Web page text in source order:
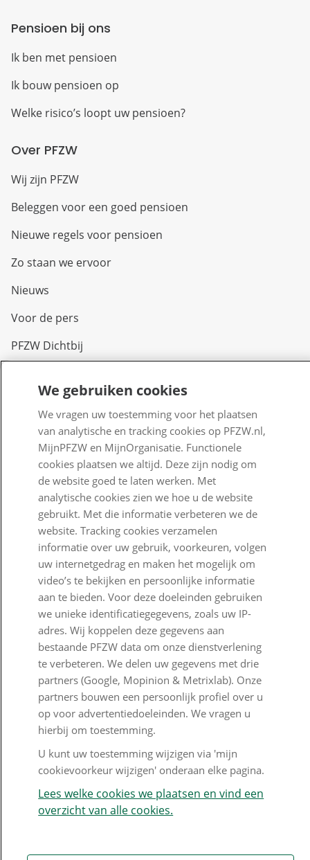
Pensioen bij ons
Ik ben met pensioen
Ik bouw pensioen op
Welke risico’s loopt uw pensioen?
Over PFZW
Wij zijn PFZW
Beleggen voor een goed pensioen
Nieuwe regels voor pensioen
Zo staan we ervoor
Nieuws
Voor de pers
PFZW Dichtbij
Responsible disclosure
Digitale toegankelijkheid
Goed Bezig
Klantenservice
Contact
Veelgestelde vragen
Klachtenregeling
Nieuwsbrief
Digitale post
Formulieren
Disclaimer en copyright
Privacy en cookies
We gebruiken cookies
We vragen uw toestemming voor het plaatsen
van analytische en tracking cookies op PFZW.nl,
MijnPFZW en MijnOrganisatie. Functionele
cookies plaatsen we altijd. Deze zijn nodig om
de website goed te laten werken. Met
analytische cookies zien we hoe u de website
gebruikt. Met die informatie verbeteren we de
website. Tracking cookies verzamelen
informatie over uw gebruik, voorkeuren, volgen
uw internetgedrag en maken het mogelijk om
video’s te bekijken en persoonlijke informatie
aan te bieden. Voor deze doeleinden gebruiken
we unieke identificatiegegevens, zoals uw IP-
adres. Wij koppelen deze gegevens aan
bestaande PFZW data om onze dienstverlening
te verbeteren. We delen uw gegevens met drie
partners (Google, Mopinion & Metrixlab). Onze
partners bouwen een persoonlijk profiel over u
op voor advertentiedoeleinden. We vragen u
hierbij om toestemming.
U kunt uw toestemming wijzigen via 'mijn
cookievoorkeur wijzigen' onderaan elke pagina.
Lees welke cookies we plaatsen en vind een
overzicht van alle cookies.